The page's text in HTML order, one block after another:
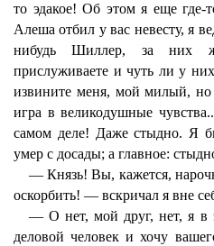
то эдакое! Об этом я еще где-
Алеша отбил у вас невесту, я
нибудь Шиллер, за них
прислуживаете и чуть ли у
извините меня, мой милый, но
игра в великодушные
самом деле! Даже стыдно. Я
умер с досады; а главное:
— Князь! Вы, кажется,
оскорбить! — вскричал я вне
— О нет, мой друг, нет, я в
деловой человек и хочу